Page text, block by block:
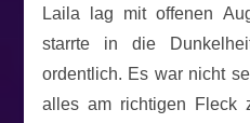
Laila lag mit offenen
starrte in die
ordentlich. Es war nicht
alles am richtigen Fleck